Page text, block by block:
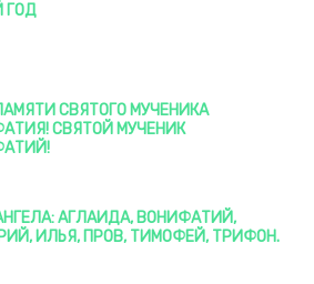
ГОД
СВЯТОГО МУЧЕНИКА
СВЯТОЙ МУЧЕНИК
АГЛАИДА, ВОНИФАТИЙ,
ИЛЬЯ, ПРОВ, ТИМОФЕЙ, ТРИФОН.